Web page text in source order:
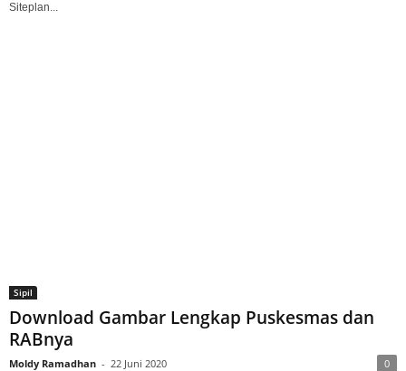
Siteplan...
Sipil
Download Gambar Lengkap Puskesmas dan
RABnya
Moldy Ramadhan - 22 Juni 2020 0